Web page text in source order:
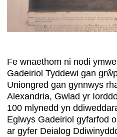
Fe wnaethom ni nodi
Gadeiriol Tyddewi gan
Uniongred gan gynnwys
Alexandria, Gwlad yr
100 mlynedd yn
Eglwys Gadeiriol gyfarfod
ar gyfer Deialog